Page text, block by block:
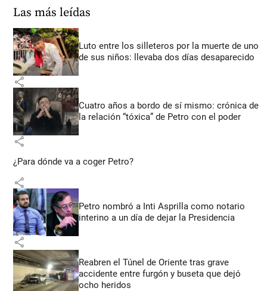
Las más leídas
Luto entre los silleteros por la muerte de uno
de sus niños: llevaba dos días desaparecido
share
Cuatro años a bordo de sí mismo: crónica de
la relación “tóxica” de Petro con el poder
share
¿Para dónde va a coger Petro?
share
Petro nombró a Inti Asprilla como notario
interino a un día de dejar la Presidencia
share
Reabren el Túnel de Oriente tras grave
accidente entre furgón y buseta que dejó
ocho heridos